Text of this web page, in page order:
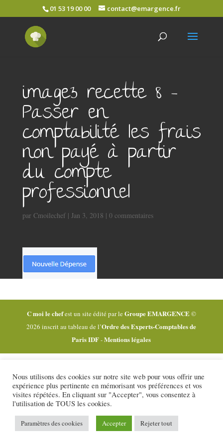
01 53 19 00 00 contact@emargence.fr
image3 recette 8 –
Passer en
comptabilité les frais
non payé à partir
du compte
professionnel
par Cmoilechef| Jan 3, 2018 | 0 commentaires
C moi le chefest un site édité par leGroupe EMARGENCE©
2026 inscrit au tableau de l’Ordre des Experts-Comptables de
Paris IDF-Mentions légales
Nous utilisons des cookies sur notre site web pour vous offrir une
expérience plus pertinente en mémorisant vos préférences et vos
visites répétées. En cliquant sur "Accepter", vous consentez à
l'utilisation de TOUS les cookies.
Paramètres des cookies Accepter Rejeter tout